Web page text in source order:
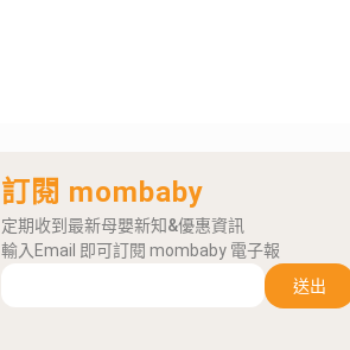
訂閱 mombaby
定期收到最新母嬰新知&優惠資訊
輸入Email 即可訂閱 mombaby 電子報
送出